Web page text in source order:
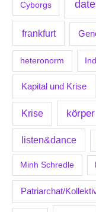
Cyborgs
frankfurt
heteronorm
Kapital und Krise
Krise körper
listen&dance
Minh Schredle
Patriarchat/